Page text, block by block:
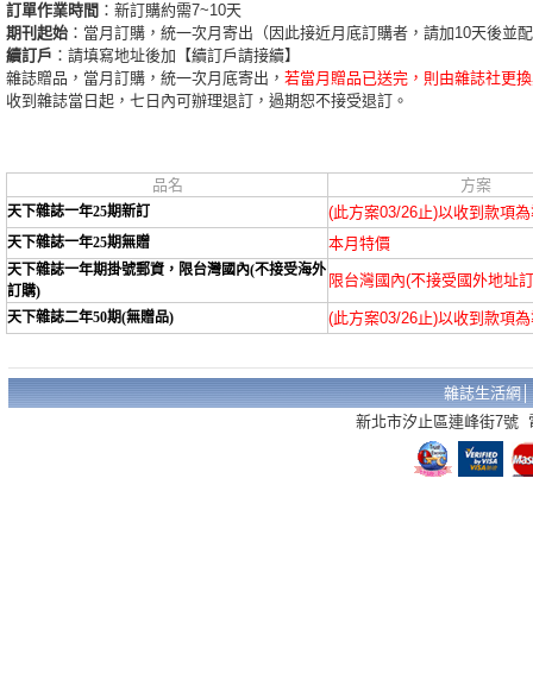
訂單作業時間 ：新訂購約需7~10天
期刊起始 ：當月訂購，統一次月寄出（因此接近月底訂購者，請加10天後並
續訂戶 ：請填寫地址後加【續訂戶請接續】
雜誌贈品，當月訂購，統一次月底寄出， 若當月贈品已送完，則由雜誌社更
收到雜誌當日起，七日內可辦理退訂，過期恕不接受退訂。
品名 方案
天下雜誌一年25期新訂 (此方案03/26止)以收到款項
天下雜誌一年25期無贈 本月特價
天下雜誌一年期掛號郵資，限台灣國內(不接受海外
訂購)
限台灣國內(不接受國外地址
天下雜誌二年50期(無贈品) (此方案03/26止)以收到款項
雜誌生活網
新北市汐止區連峰街7號